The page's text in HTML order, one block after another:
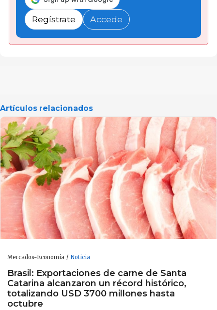
Regístrate Accede
Artículos relacionados
Mercados-Economía Noticia
Brasil: Exportaciones de carne de Santa
Catarina alcanzaron un récord histórico,
totalizando USD 3700 millones hasta
octubre